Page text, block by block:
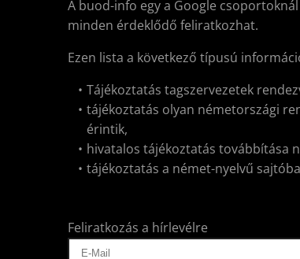
A buod-info egy a Google
minden érdeklődő feliratkozhat.
Ezen lista a következő típusú
Tájékoztatás tagszervezetek
tájékoztatás olyan németországi
érintik,
hivatalos tájékoztatás továbbítása
tájékoztatás a német-nyelvű
Feliratkozás a hírlevélre